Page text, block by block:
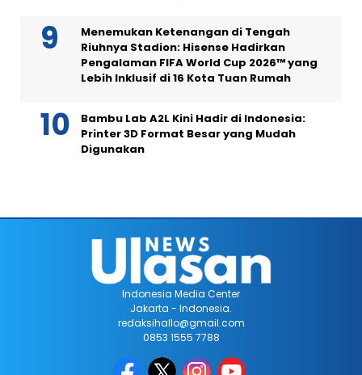
Menemukan Ketenangan di Tengah
Riuhnya Stadion: Hisense Hadirkan
Pengalaman FIFA World Cup 2026™ yang
Lebih Inklusif di 16 Kota Tuan Rumah
Bambu Lab A2L Kini Hadir di Indonesia:
Printer 3D Format Besar yang Mudah
Digunakan
Indonesia Media Center
Jakarta - Indonesia.
redaksihallo@gmail.com
0853 1555 7788